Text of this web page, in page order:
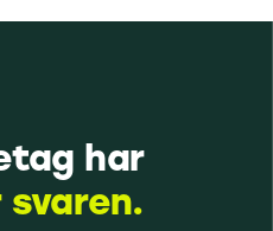
har
svaren.